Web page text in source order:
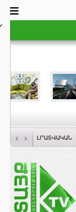
‹ › ԼՐԱՏՎԱԿԱՆ